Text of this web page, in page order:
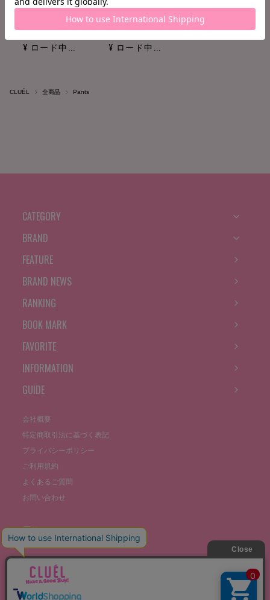
ロード中...
ロード中 ...
¥ ロード中...
ロード中...
ロード中 ...
¥ ロード中...
CLUÉL 全商品 Pants
CATEGORY
BRAND
FEATURE
BRAND NEWS
RANKING
BOOK MARK
FAVORITE
INFORMATION
GUIDE
会社概要
特定商取引法に基づく表記
プライバシーポリシー
ご利用規約
よくあるご質問
お問い合わせ
©THE STOCKS CO., LTD